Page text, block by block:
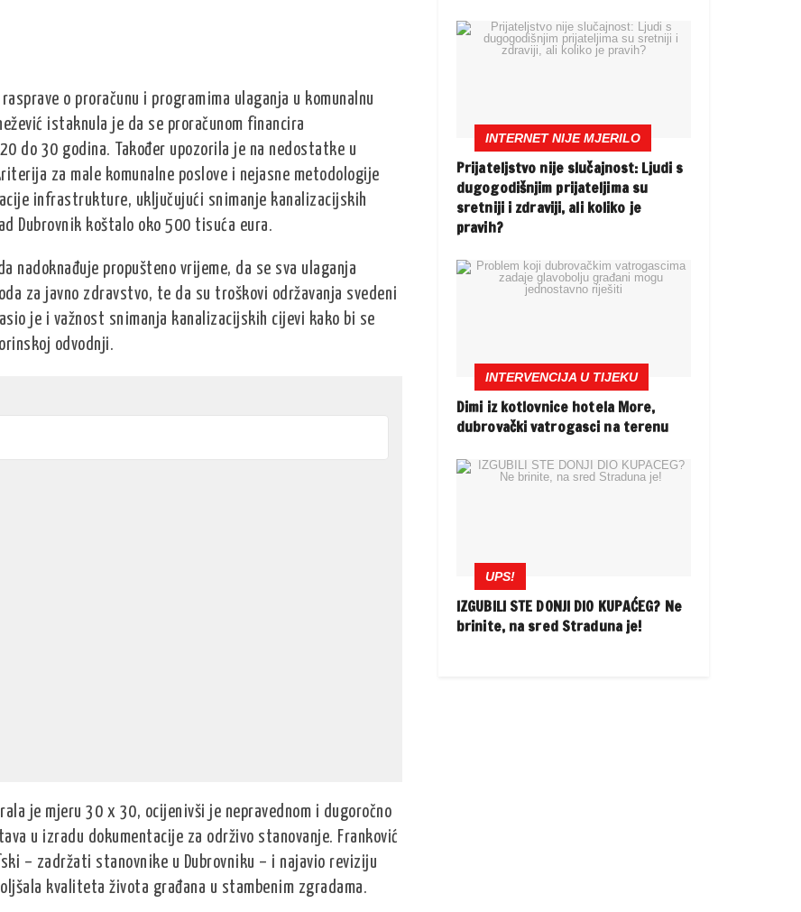
o proračunu i programima ulaganja u komunalnu
istaknula je da se proračunom financira
do 30 godina. Također upozorila je na nedostatke u
za male komunalne poslove i nejasne metodologije
infrastrukture, uključujući snimanje kanalizacijskih
Dubrovnik koštalo oko 500 tisuća eura.
nadoknađuje propušteno vrijeme, da se sva ulaganja
za javno zdravstvo, te da su troškovi održavanja svedeni
je i važnost snimanja kanalizacijskih cijevi kako bi se
odvodnji.
je mjeru 30 x 30, ocijenivši je nepravednom i dugoročno
u izradu dokumentacije za održivo stanovanje. Franković
– zadržati stanovnike u Dubrovniku – i najavio reviziju
kvaliteta života građana u stambenim zgradama.
INTERNET NIJE MJERILO
Prijateljstvo nije slučajnost: Ljudi s
dugogodišnjim prijateljima su
sretniji i zdraviji, ali koliko je
pravih?
INTERVENCIJA U TIJEKU
Dimi iz kotlovnice hotela More,
dubrovački vatrogasci na terenu
UPS!
IZGUBILI STE DONJI DIO KUPAĆEG? Ne
brinite, na sred Straduna je!